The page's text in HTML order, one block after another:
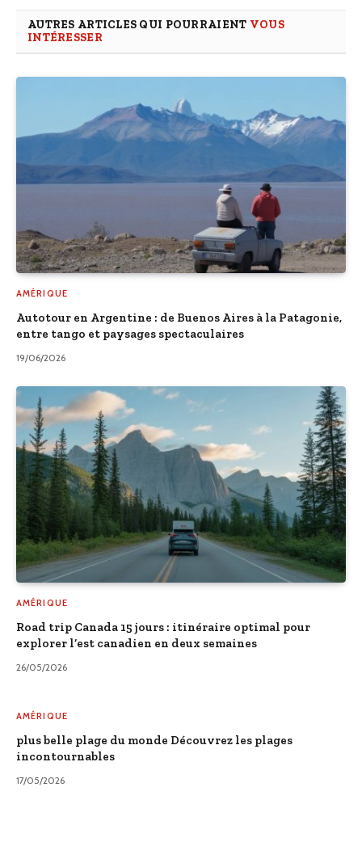
AUTRES ARTICLES QUI POURRAIENT VOUS
INTÉRESSER
AMÉRIQUE
Autotour en Argentine : de Buenos Aires à la Patagonie,
entre tango et paysages spectaculaires
19/06/2026
AMÉRIQUE
Road trip Canada 15 jours : itinéraire optimal pour
explorer l’est canadien en deux semaines
26/05/2026
AMÉRIQUE
plus belle plage du monde Découvrez les plages
incontournables
17/05/2026